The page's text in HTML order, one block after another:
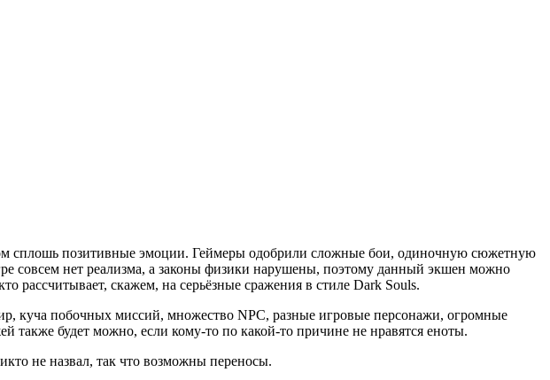
сплошь позитивные эмоции. Геймеры одобрили сложные бои, одиночную сюжетную
совсем нет реализма, а законы физики нарушены, поэтому данный экшен можно
рассчитывает, скажем, на серьёзные сражения в стиле Dark Souls.
куча побочных миссий, множество NPC, разные игровые персонажи, огромные
также будет можно, если кому-то по какой-то причине не нравятся еноты.
не назвал, так что возможны переносы.